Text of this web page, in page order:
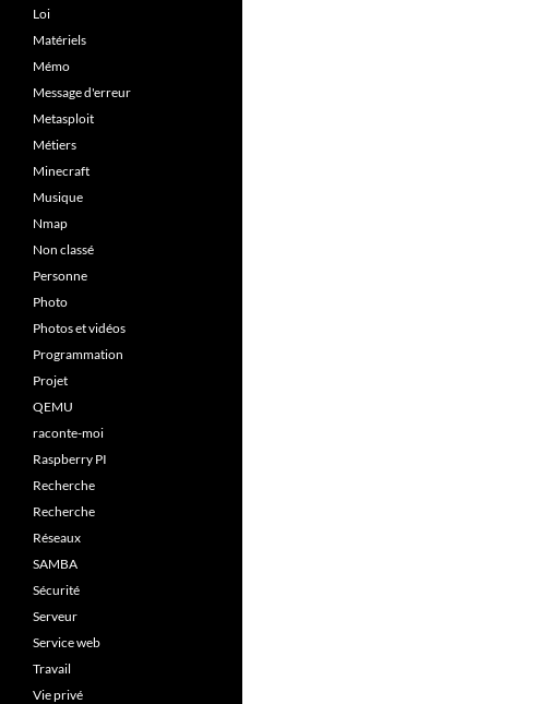
Loi
Matériels
Mémo
Message d'erreur
Metasploit
Métiers
Minecraft
Musique
Nmap
Non classé
Personne
Photo
Photos et vidéos
Programmation
Projet
QEMU
raconte-moi
Raspberry PI
Recherche
Recherche
Réseaux
SAMBA
Sécurité
Serveur
Service web
Travail
Vie privé